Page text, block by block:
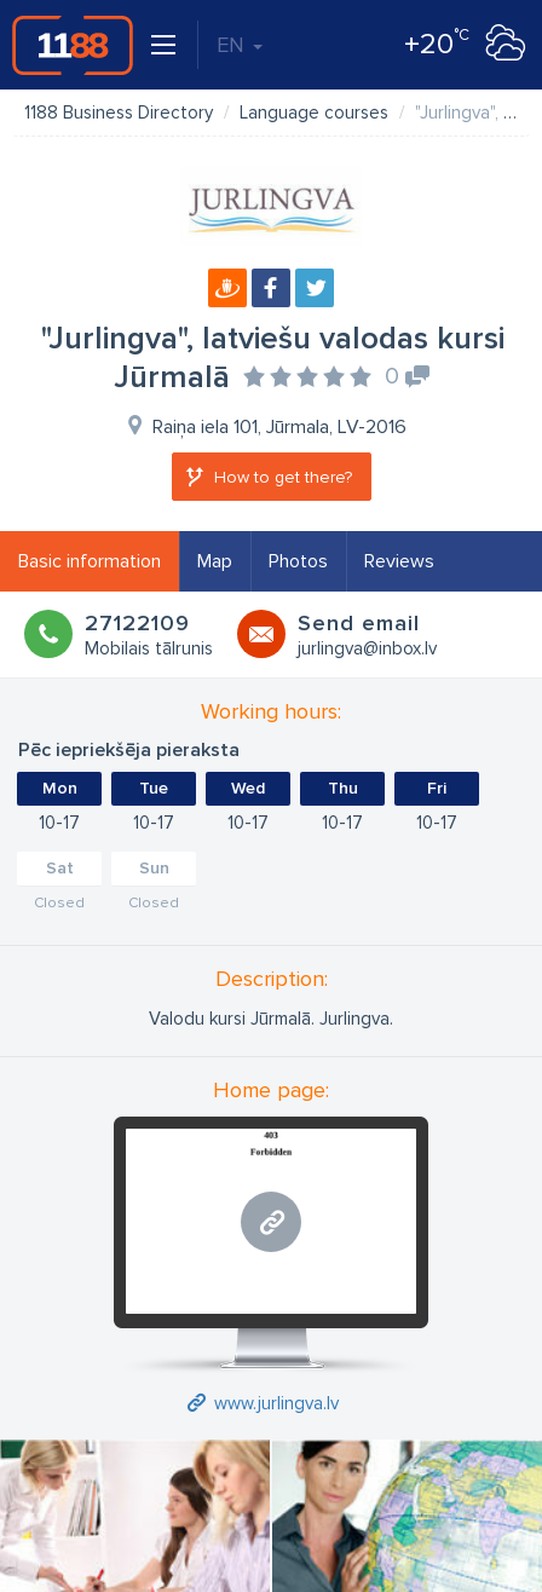
EN +20°C
1188 Business Directory Language courses "Jurlingva", latviešu valodas kursi Jūrmalā
"Jurlingva", latviešu valodas kursi
Jūrmalā
0
Raiņa iela 101, Jūrmala, LV-2016
How to get there?
Basic information Map Photos Reviews
27122109
Mobilais tālrunis
Send email
jurlingva@inbox.lv
Working hours:
Pēc iepriekšēja pieraksta
Mon
10 17
Tue
10 17
Wed
10 17
Thu
10 17
Fri
10 17
Sat
Closed
Sun
Closed
Description:
Valodu kursi Jūrmalā. Jurlingva.
Home page:
www.jurlingva.lv